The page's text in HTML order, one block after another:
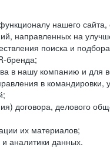
нашего сайта,
направленных на
поиска и
бренда;
в нашу компанию и для
в командировки,
договора, делового
их материалов;
аналитики данных.